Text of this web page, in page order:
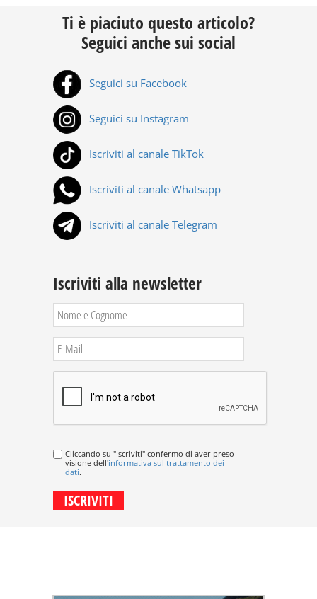
Ti è piaciuto questo articolo?
Seguici anche sui social
Seguici su Facebook
Seguici su Instagram
Iscriviti al canale TikTok
Iscriviti al canale Whatsapp
Iscriviti al canale Telegram
Iscriviti alla newsletter
Cliccando su "Iscriviti" confermo di aver preso
visione dell'informativa sul trattamento dei
dati.